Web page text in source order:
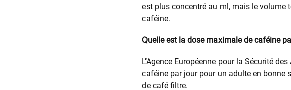
est plus concentré au ml, mais le volume
caféine.
Quelle est la dose maximale de caféine
L’Agence Européenne pour la Sécurité
caféine par jour pour un adulte en bonne
de café filtre.